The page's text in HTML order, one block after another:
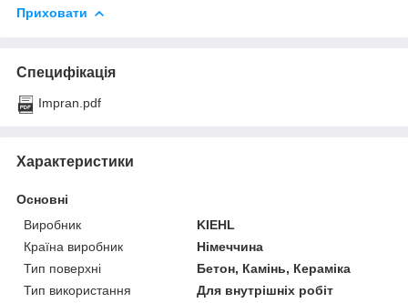
Приховати
Специфікація
Impran.pdf
Характеристики
Основні
Виробник
KIEHL
Країна виробник
Німеччина
Тип поверхні
Бетон, Камінь, Кераміка
Тип використання
Для внутрішніх робіт